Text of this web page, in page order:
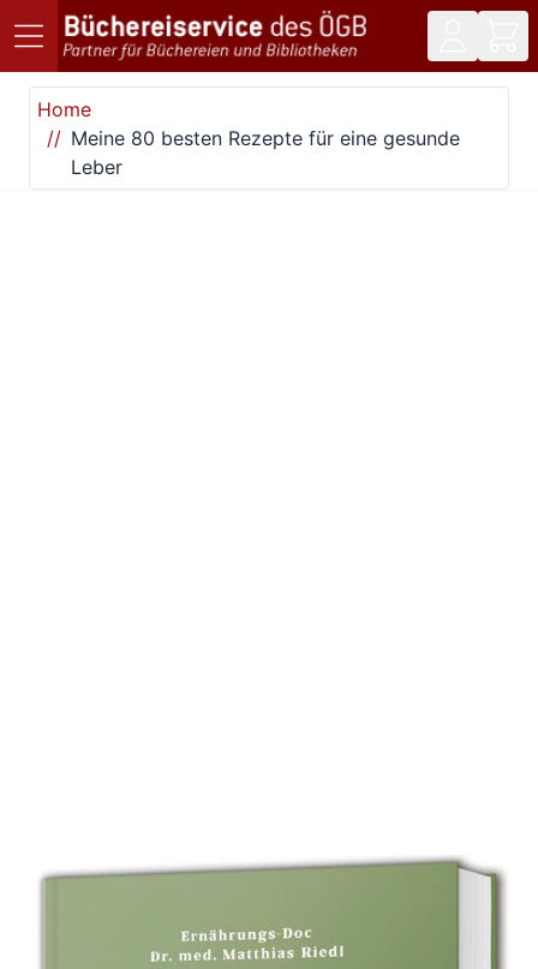
Direkt zum Inhalt
Home
Meine 80 besten Rezepte für eine gesunde
Leber
gesunde Leber